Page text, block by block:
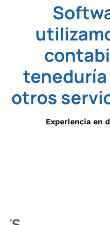
teneduría
otros
Experiencia en